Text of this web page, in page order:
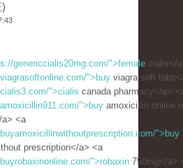
genericcialis20mg.com/">female cialis</
">buy viagra soft
">cialis canada pharmacy</a>
">buy amoxicillin online
a> <a
">buy
prescription</a> <a
">robaxin 750mg</a>